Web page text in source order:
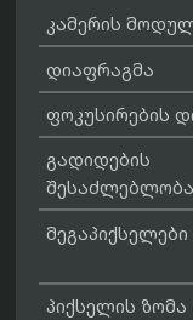
კამერის
დიაფრაგმა
ფოკუსირების
გადიდების
შესაძლებლობა
მეგაპიქსელები
პიქსელის ზომა